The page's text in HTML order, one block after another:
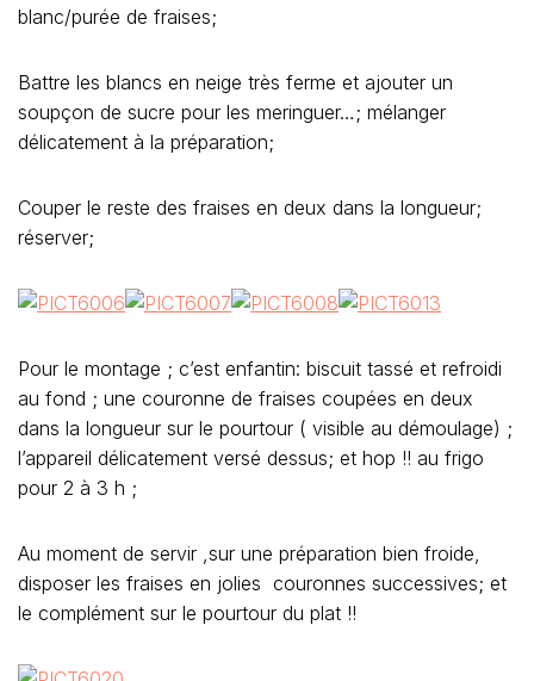
blanc/purée de fraises;
Battre les blancs en neige très ferme et ajouter un
soupçon de sucre pour les meringuer…; mélanger
délicatement à la préparation;
Couper le reste des fraises en deux dans la longueur;
réserver;
Pour le montage ; c’est enfantin: biscuit tassé et refroidi
au fond ; une couronne de fraises coupées en deux
dans la longueur sur le pourtour ( visible au démoulage) ;
l’appareil délicatement versé dessus; et hop !! au frigo
pour 2 à 3 h ;
Au moment de servir ,sur une préparation bien froide,
disposer les fraises en jolies couronnes successives; et
le complément sur le pourtour du plat !!